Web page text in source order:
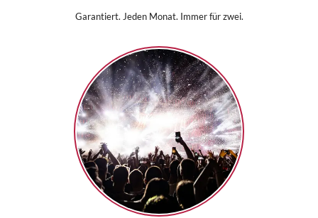
Garantiert. Jeden Monat. Immer für zwei.